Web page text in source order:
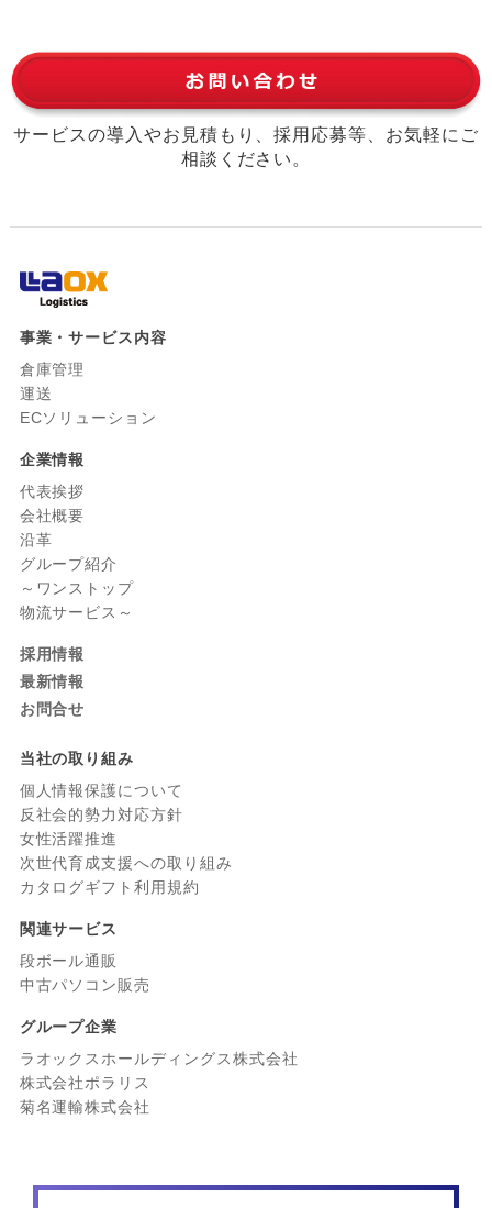
サービスの導入やお見積もり、採用応募等、お気軽にご
相談ください。
事業・サービス内容
倉庫管理
運送
ECソリューション
企業情報
代表挨拶
会社概要
沿革
グループ紹介
～ワンストップ
物流サービス～
採用情報
最新情報
お問合せ
当社の取り組み
個人情報保護について
反社会的勢力対応方針
女性活躍推進
次世代育成支援への取り組み
カタログギフト利用規約
関連サービス
段ボール通販
中古パソコン販売
グループ企業
ラオックスホールディングス株式会社
株式会社ポラリス
菊名運輸株式会社